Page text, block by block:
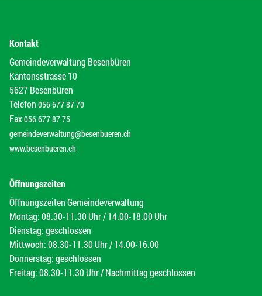
Kontakt
Gemeindeverwaltung Besenbüren
Kantonsstrasse 10
5627 Besenbüren
Telefon 056 677 87 70
Fax056 677 87 75
gemeindeverwaltung@besenbueren.ch
www.besenbueren.ch
Öffnungszeiten
Öffnungszeiten Gemeindeverwaltung
Montag: 08.30-11.30 Uhr / 14.00-18.00 Uhr
Dienstag: geschlossen
Mittwoch: 08.30-11.30 Uhr / 14.00-16.00
Donnerstag: geschlossen
Freitag: 08.30-11.30 Uhr / Nachmittag geschlossen